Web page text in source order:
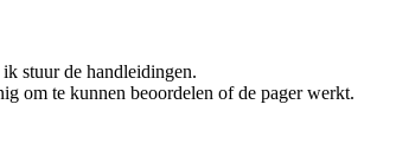
stuur de handleidingen.
om te kunnen beoordelen of de pager werkt.